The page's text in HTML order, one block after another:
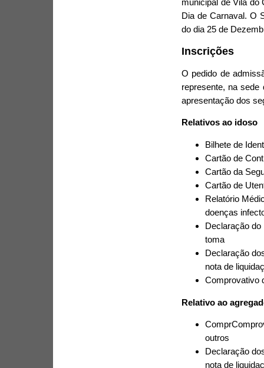
municipal de Vila do
Dia de Carnaval. O
do dia 25 de
Inscrições
O pedido de
represente, na
apresentação dos
Relativos ao idoso
Bilhete de
Cartão de
Cartão da
Cartão de
Relatório
doenças
Declaração
toma
Declaração
nota de
Comprovativo
Relativo ao
outros
Declaração
nota de